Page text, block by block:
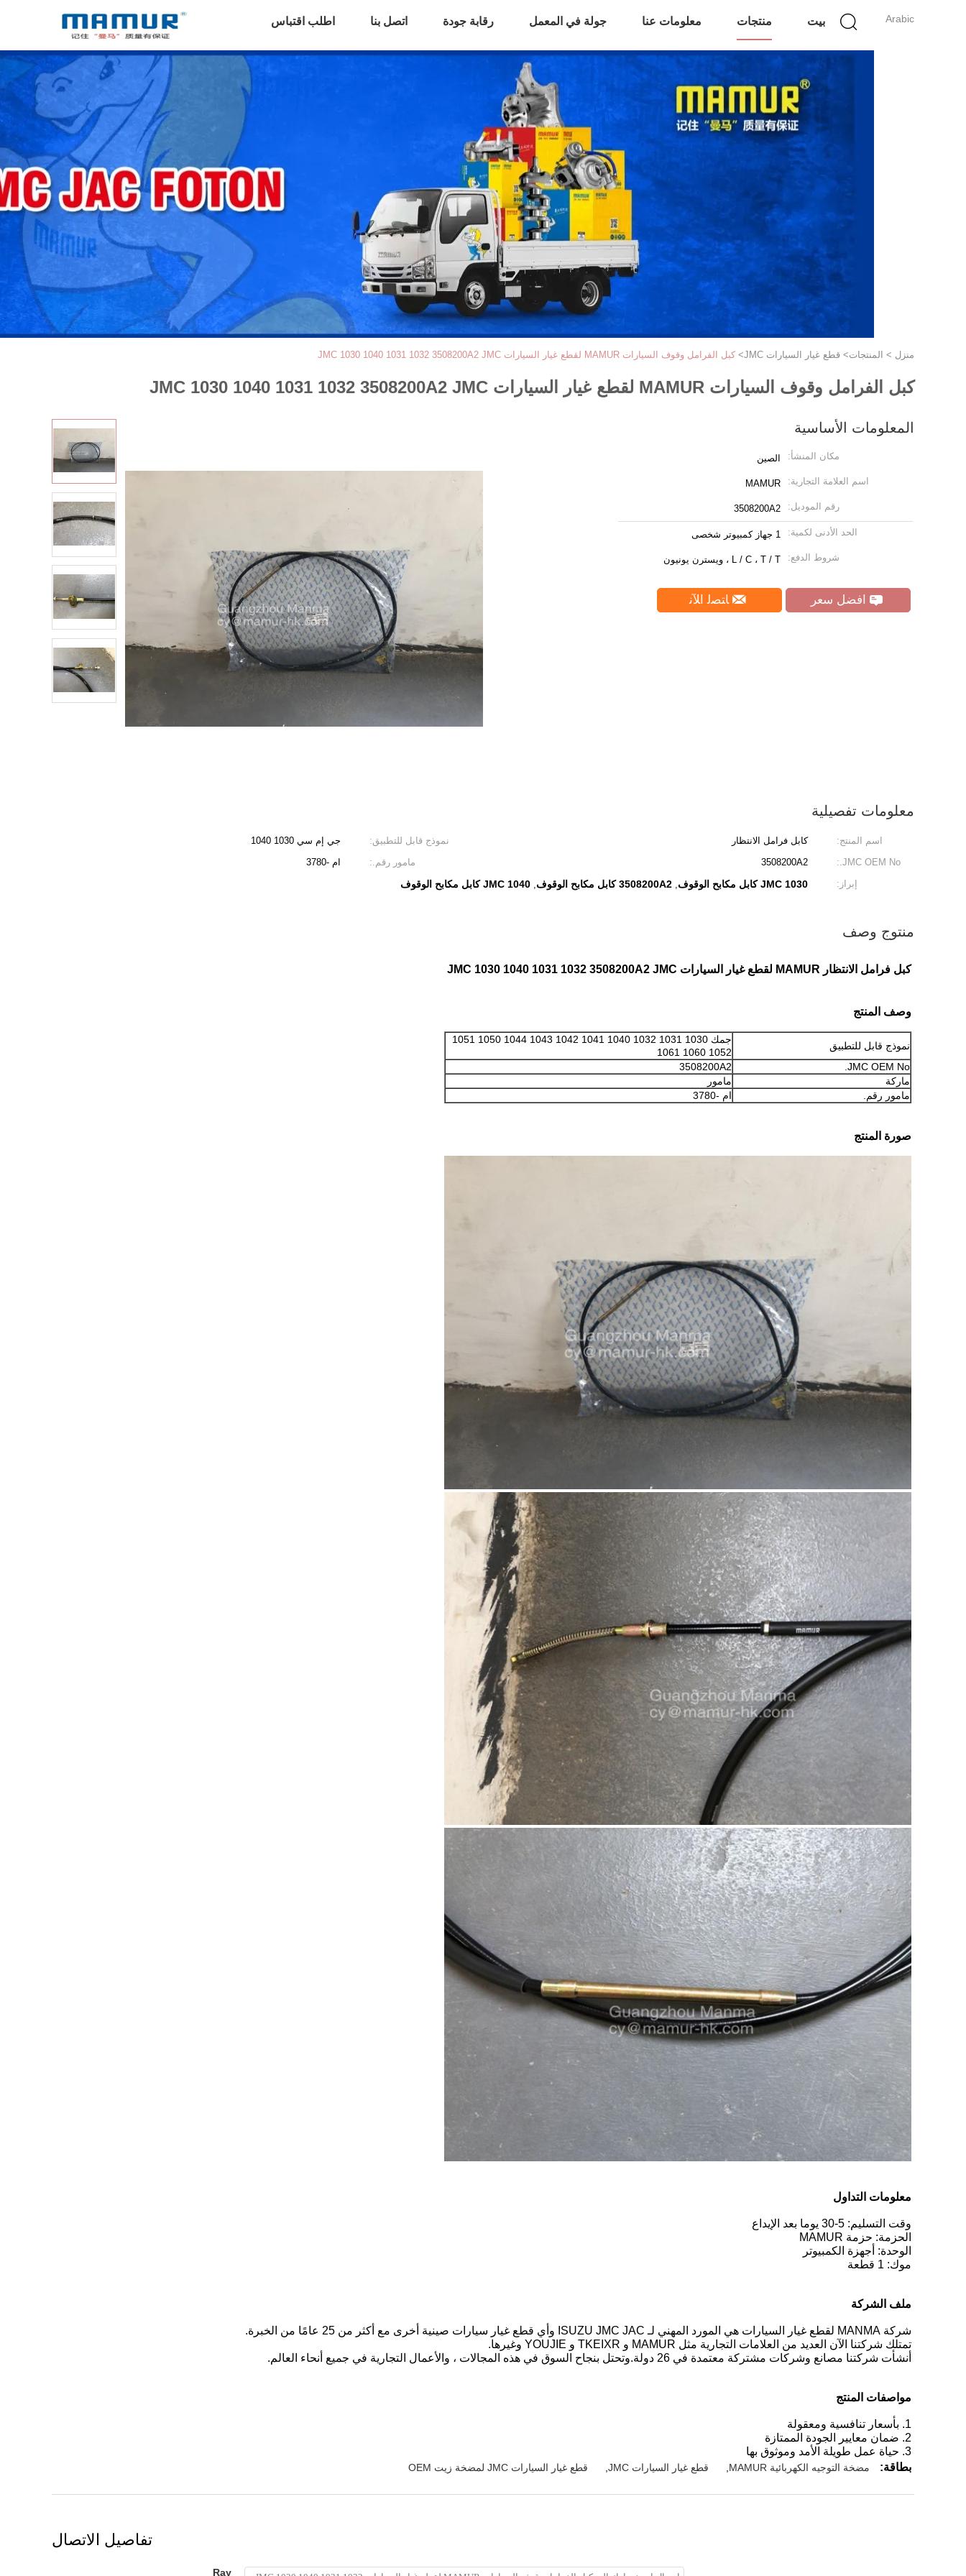
Arabic بيت منتجات معلومات عنا جولة في المعمل رقابة جودة اتصل بنا اطلب اقتباس
منزل > المنتجات> قطع غيار السيارات JMC > كبل الفرامل وقوف السيارات MAMUR لقطع غيار السيارات JMC 1030 1040 1031 1032 3508200A2 JMC
كبل الفرامل وقوف السيارات MAMUR لقطع غيار السيارات JMC 1030 1040 1031 1032 3508200A2 JMC
المعلومات الأساسية
مكان المنشأ: الصين
اسم العلامة التجارية: MAMUR
رقم الموديل: 3508200A2
الحد الأدنى لكمية: 1 جهاز كمبيوتر شخصى
شروط الدفع: L / C ، T / T ، ويسترن يونيون
افضل سعر ﺎﺘﺼﻟ ﺍﻶﻧ
معلومات تفصيلية
اسم المنتج: كابل فرامل الانتظار نموذج قابل للتطبيق:
جي إم سي 1030 1040
JMC OEM No.:
3508200A2 مامور رقم.:
ام -3780
إبراز:
JMC 1030 كابل مكابح الوقوف , 3508200A2 كابل مكابح الوقوف , JMC 1040 كابل مكابح الوقوف
منتوج وصف
كبل فرامل الانتظار MAMUR لقطع غيار السيارات JMC 1030 1040 1031 1032 3508200A2 JMC
وصف المنتج
نموذج قابل للتطبيق
جمك 1030 1031 1032 1040 1041 1042 1043 1044 1050 1051
1052 1060 1061
JMC OEM No.
3508200A2
ماركة
مامور
مامور رقم.
ام -3780
صورة المنتج
معلومات التداول
وقت التسليم: 5-30 يوما بعد الإيداع
الحزمة: حزمة MAMUR
الوحدة: أجهزة الكمبيوتر
موك: 1 قطعة
ملف الشركة
شركة MANMA لقطع غيار السيارات هي المورد المهني لـ ISUZU JMC JAC وأي قطع غيار سيارات صينية أخرى مع أكثر من 25 عامًا من الخبرة.
تمتلك شركتنا الآن العديد من العلامات التجارية مثل MAMUR و TKEIXR و YOUJIE وغيرها.
أنشأت شركتنا مصانع وشركات مشتركة معتمدة في 26 دولة.وتحتل بنجاح السوق في هذه المجالات ، والأعمال التجارية في جميع أنحاء العالم.
مواصفات المنتج
1. بأسعار تنافسية ومعقولة
2. ضمان معايير الجودة الممتازة
3. حياة عمل طويلة الأمد وموثوق بها
بطاقة:
مضخة التوجيه الكهربائية MAMUR قطع غيار السيارات JMC قطع غيار السيارات JMC لمضخة زيت OEM
تفاصيل الاتصال
Ray